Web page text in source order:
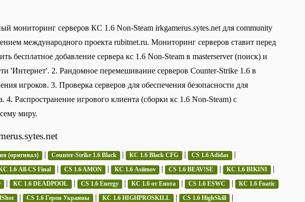
мониторинг серверов КС 1.6 Non-Steam irkgamerus.sytes.net для community
международного проекта rubitnet.ru. Мониторинг серверов ставит перед
бесплатное добавление сервера кс 1.6 Non-Steam в masterserver (поиск) и
'Интернет'. 2. Рандомное перемешивание серверов Counter-Strike 1.6 в
игроков. 3. Проверка серверов для обеспечения безопасности для
Распространение игрового клиента (сборки кс 1.6 Non-Steam) с
миру.
(оригинал) | Counter-Strike 1.6 Black | КС 1.6 Black CFG | CS 1.6 Adidas |
1.6 All-CS Final | CS 1.6 AMON | КС 1.6 Asiimov | CS 1.6 BEAV!SE | КС 1.6 BIKINI |
| КС 1.6 DEADPOOL | CS 1.6 Energy | КС 1.6 от Енота | CS 1.6 ESWC | КС 1.6 Fnatic
| CS 1.6 Герои Украины | КС 1.6 HIGHPROSKILL | CS 1.6 HighSkill |